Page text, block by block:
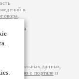
в
авторам
возможна
за
на
персональных данных
о портале и